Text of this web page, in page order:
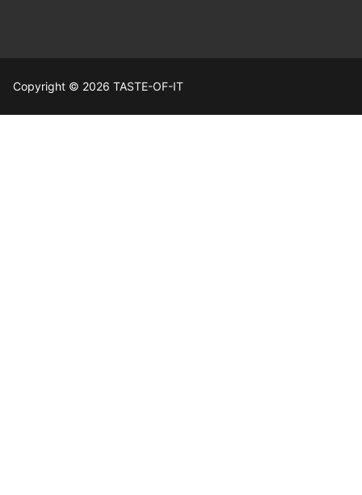
Copyright © 2026 TASTE-OF-IT